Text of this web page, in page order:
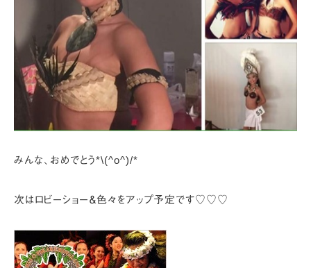
みんな、おめでとう*\(^o^)/*
次はロビーショー＆色々をアップ予定です♡♡♡